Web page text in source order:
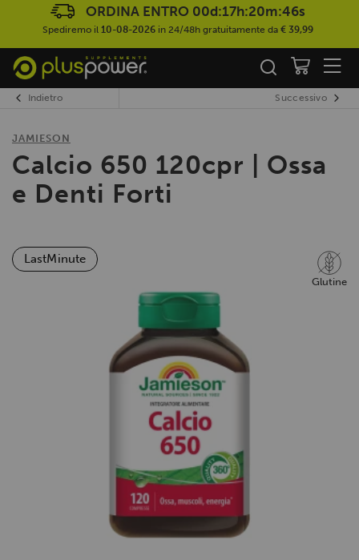
ORDINA ENTRO 00d:17h:20m:45s
Spediremo il 10-08-2026in 24/48h gratuitamente da € 39,99
Indietro Successivo
JAMIESON
Calcio 650 120cpr | Ossa
e Denti Forti
LastMinute
Glutine